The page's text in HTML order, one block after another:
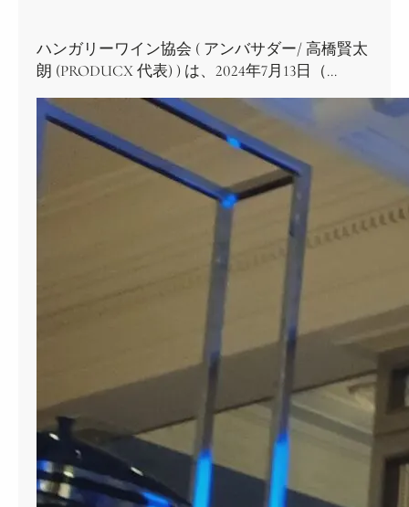
ハンガリーワイン協会 ( アンバサダー/ 高橋賢太
朗 (PRODUCX 代表) ) は、2024年7月13日（…